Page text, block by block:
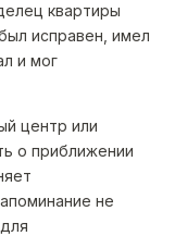
квартиры
исправен, имел
и мог
центр или
о приближении
не